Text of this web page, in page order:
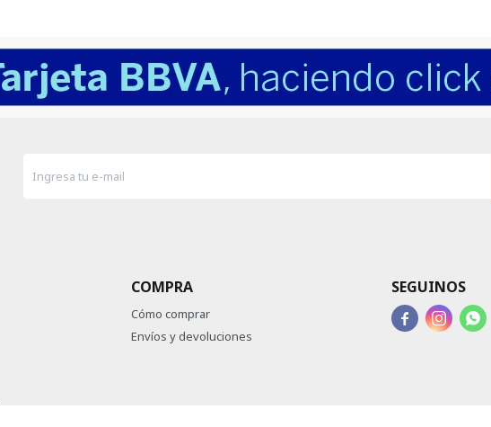
COMPRA
Cómo comprar
Envíos y devoluciones
SEGUINOS
  